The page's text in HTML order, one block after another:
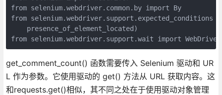
from selenium.webdriver.common.by import By
from selenium.webdriver.support.expected_conditions
    presence_of_element_located)
from selenium.webdriver.support.wait import
get_comment_count() 函数需要传入 Selenium 驱动和 UR
L 作为参数。它使用驱动的 get() 方法从 URL 获取内容。这
和requests.get()相似，其不同之处在于使用驱动对象管理